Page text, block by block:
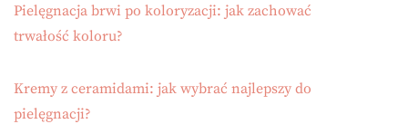
Pielęgnacja brwi po koloryzacji: jak zachować
trwałość koloru?
Kremy z ceramidami: jak wybrać najlepszy do
pielęgnacji?